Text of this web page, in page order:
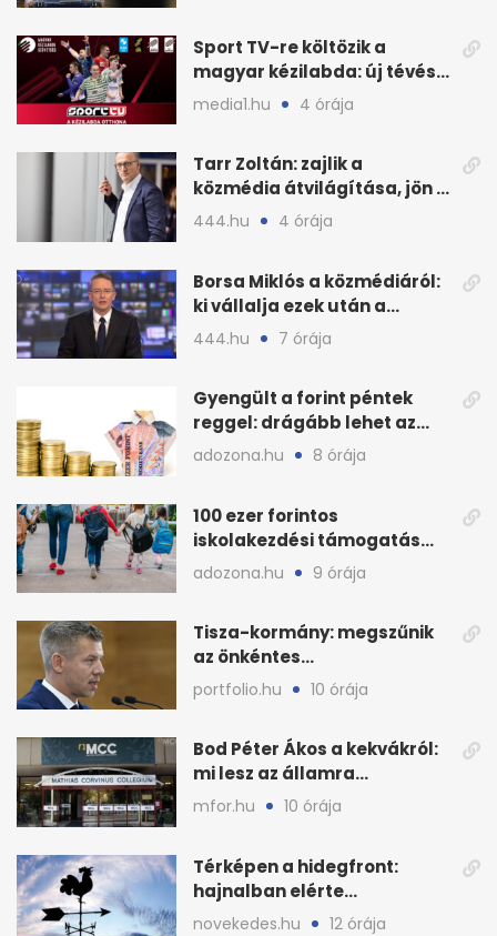
Sport TV-re költözik a
magyar kézilabda: új tévés
megállapodás
media1.hu 4 órája
Tarr Zoltán: zajlik a
közmédia átvilágítása, jön a
nyilvános véleményezés
444.hu 4 órája
Borsa Miklós a közmédiáról:
ki vállalja ezek után a
munkát?
444.hu 7 órája
Gyengült a forint péntek
reggel: drágább lehet az
euró és a dollár
adozona.hu 8 órája
100 ezer forintos
iskolakezdési támogatás
2026 őszén: adózás,
munkáltatói plusz
adozona.hu 9 órája
Tisza-kormány: megszűnik
az önkéntes
fogyasztáscsökkentés
portfolio.hu 10 órája
Bod Péter Ákos a kekvákról:
mi lesz az államra
visszaszálló vagyonnal?
mfor.hu 10 órája
Térképen a hidegfront:
hajnalban elérte
Magyarország határát
novekedes.hu 12 órája